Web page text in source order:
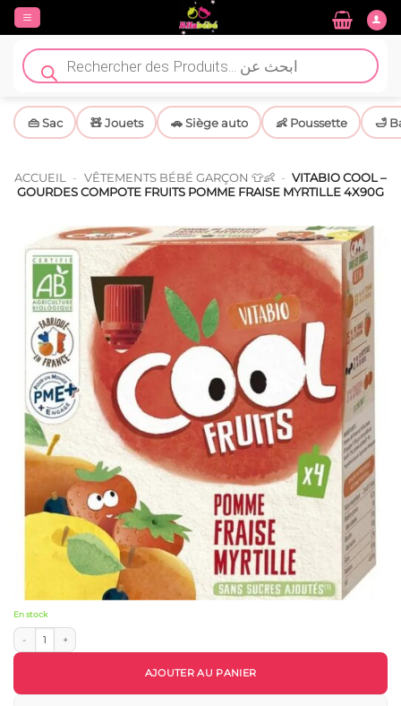
Passer
contenu
Recherche
de
produits
👜 Sac 🧸 Jouets 🚗 Siège auto 👶 Poussette 🛁
ACCUEIL - VÊTEMENTS BÉBÉ GARÇON 👕👶 - VITABIO COOL –
GOURDES COMPOTE FRUITS POMME FRAISE MYRTILLE 4X90G
En stock
quantité de Vitabio Cool – Gourdes compote Fruits Pomme Fraise Myrtille 4x90g
AJOUTER AU PANIER